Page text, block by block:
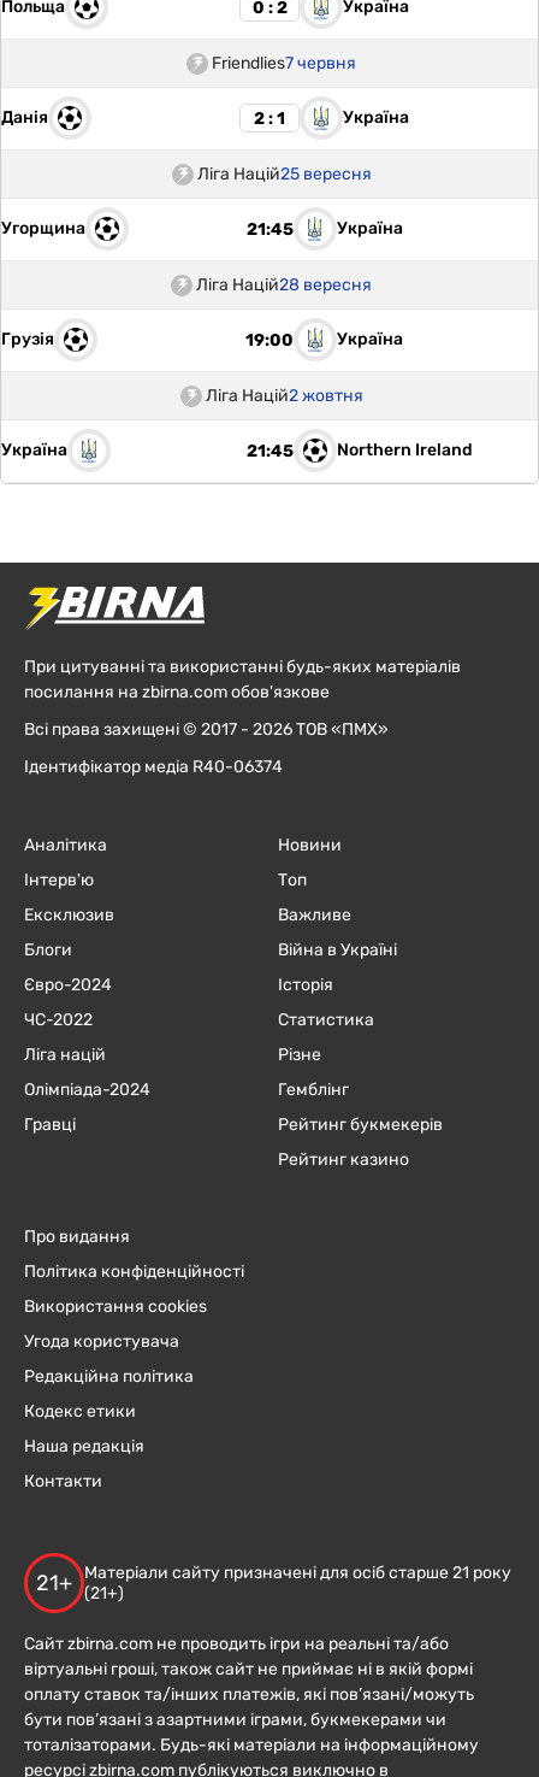
Польща 0 : 2 Україна
Friendlies7 червня
Данія 2 : 1 Україна
Ліга Націй25 вересня
Угорщина 21:45 Україна
Ліга Націй28 вересня
Грузія 19:00 Україна
Ліга Націй2 жовтня
Україна 21:45 Northern Ireland
При цитуванні та використанні будь-яких матеріалів
посилання на zbirna.com обов'язкове
Всі права захищені © 2017 - 2026 ТОВ «ПМХ»
Ідентифікатор медіа R40-06374
Аналітика
Інтерв'ю
Ексклюзив
Блоги
Євро-2024
ЧC-2022
Ліга націй
Олімпіада-2024
Гравці
Новини
Топ
Важливе
Війна в Україні
Історія
Статистика
Різне
Гемблінг
Рейтинг букмекерів
Рейтинг казино
Про видання
Політика конфіденційності
Використання cookies
Угода користувача
Редакційна політика
Кодекс етики
Наша редакція
Контакти
21+
Матеріали сайту призначені для осіб старше 21 року
(21+)
Сайт zbirna.com не проводить ігри на реальні та/або
віртуальні гроші, також сайт не приймає ні в якій формі
оплату ставок та/інших платежів, які пов’язані/можуть
бути пов’язані з азартними іграми, букмекерами чи
тоталізаторами. Будь-які матеріали на інформаційному
ресурсі zbirna.com публікуються виключно в